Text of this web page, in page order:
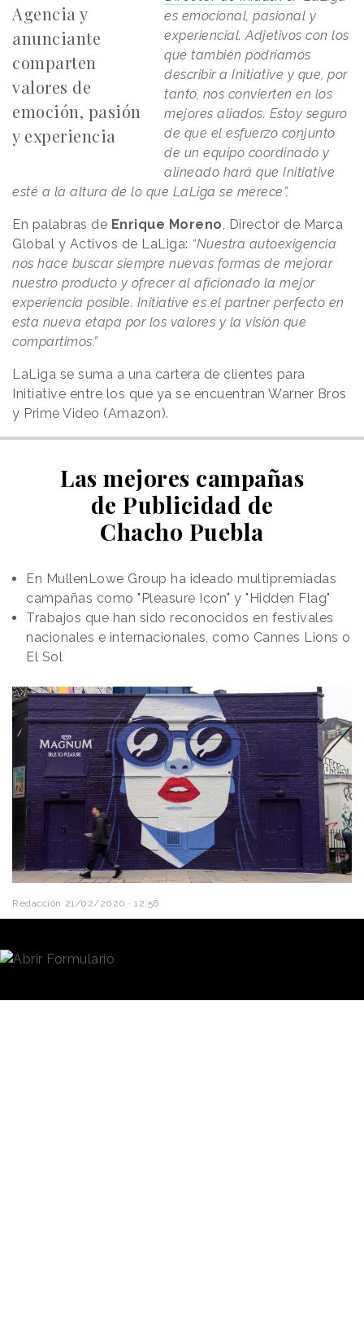
Agencia y
anunciante
comparten
valores de
emoción, pasión
y experiencia
es emocional, pasional y
experiencial. Adjetivos con los
que también podríamos
describir a Initiative y que, por
tanto, nos convierten en los
mejores aliados. Estoy seguro
de que el esfuerzo conjunto
de un equipo coordinado y
alineado hará que Initiative
esté a la altura de lo que LaLiga se merece”.
En palabras de Enrique Moreno, Director de Marca
Global y Activos de LaLiga: “Nuestra autoexigencia
nos hace buscar siempre nuevas formas de mejorar
nuestro producto y ofrecer al aficionado la mejor
experiencia posible. Initiative es el partner perfecto en
esta nueva etapa por los valores y la visión que
compartimos.”
LaLiga se suma a una cartera de clientes para
Initiative entre los que ya se encuentran Warner Bros
y Prime Video (Amazon).
Las mejores campañas
de Publicidad de
Chacho Puebla
En MullenLowe Group ha ideado multipremiadas
campañas como "Pleasure Icon" y "Hidden Flag"
Trabajos que han sido reconocidos en festivales
nacionales e internacionales, como Cannes Lions o
El Sol
Redacción 21/02/2020 · 12:56
MullenLowe durante casi una década, etapa que